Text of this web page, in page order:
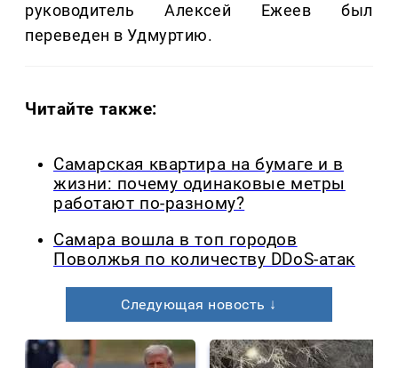
руководитель Алексей Ежеев был
переведен в Удмуртию.
Читайте также:
Самарская квартира на бумаге и в
жизни: почему одинаковые метры
работают по-разному?
Самара вошла в топ городов
Поволжья по количеству DDoS-атак
Следующая новость ↓